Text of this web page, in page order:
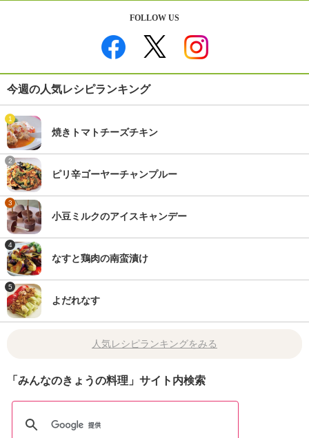
FOLLOW US
今週の人気レシピランキング
1
焼きトマトチーズチキン
2
ピリ辛ゴーヤーチャンプルー
3
小豆ミルクのアイスキャンデー
4
なすと鶏肉の南蛮漬け
5
よだれなす
人気レシピランキングをみる
「みんなのきょうの料理」サイト内検索